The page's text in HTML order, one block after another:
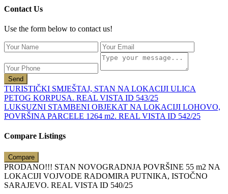
Contact Us
Use the form below to contact us!
Send
TURISTIČKI SMJEŠTAJ, STAN NA LOKACIJI ULICA
PETOG KORPUSA. REAL VISTA ID 543/25
LUKSUZNI STAMBENI OBJEKAT NA LOKACIJI LOHOVO,
POVRŠINA PARCELE 1264 m2. REAL VISTA ID 542/25
Compare Listings
Compare
PRODANO!!! STAN NOVOGRADNJA POVRŠINE 55 m2 NA
LOKACIJI VOJVODE RADOMIRA PUTNIKA, ISTOČNO
SARAJEVO. REAL VISTA ID 540/25